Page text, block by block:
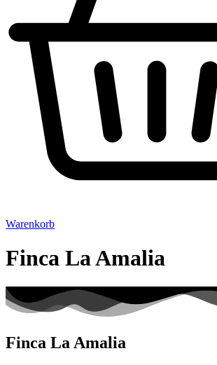
Warenkorb
Finca La Amalia
Finca La Amalia